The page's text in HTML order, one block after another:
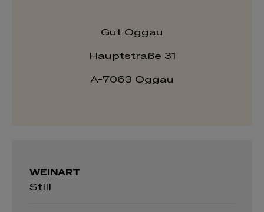
WEINART
Still
Gut Oggau
Hauptstraße 31
A-7063 Oggau